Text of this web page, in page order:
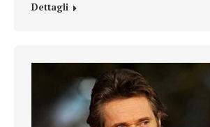
Dettagli